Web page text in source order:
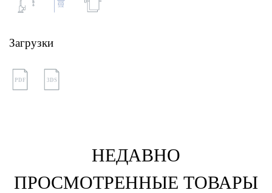
Загрузки
PDF 3DS
НЕДАВНО
ПРОСМОТРЕННЫЕ ТОВАРЫ